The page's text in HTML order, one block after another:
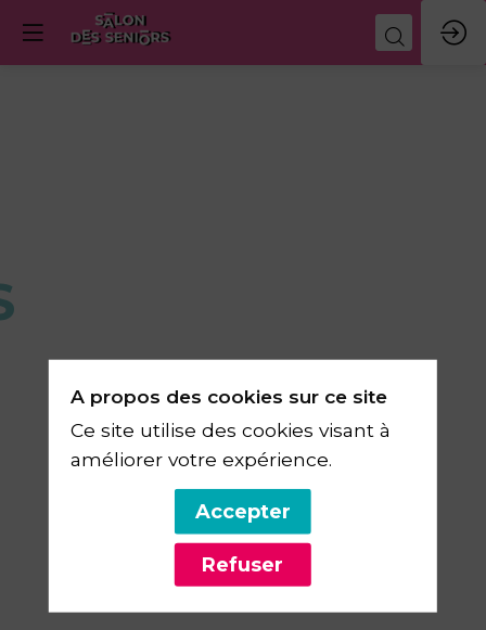
A propos des cookies sur ce site
Ce site utilise des cookies visant à
améliorer votre expérience.
Accepter
Refuser